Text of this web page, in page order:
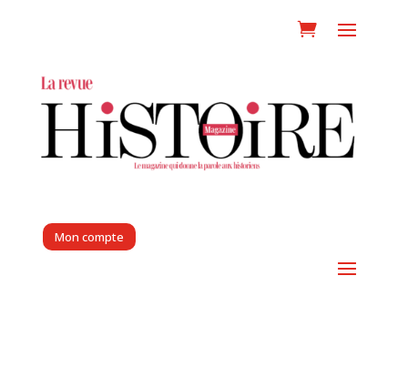
Mon compte